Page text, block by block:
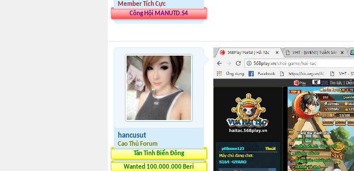
Member Tích Cực
Công Hội MANUTD.S4
hancusut
Cao Thủ Forum
Tân Tinh Biển Đông
Wanted 100.000.000 Beri